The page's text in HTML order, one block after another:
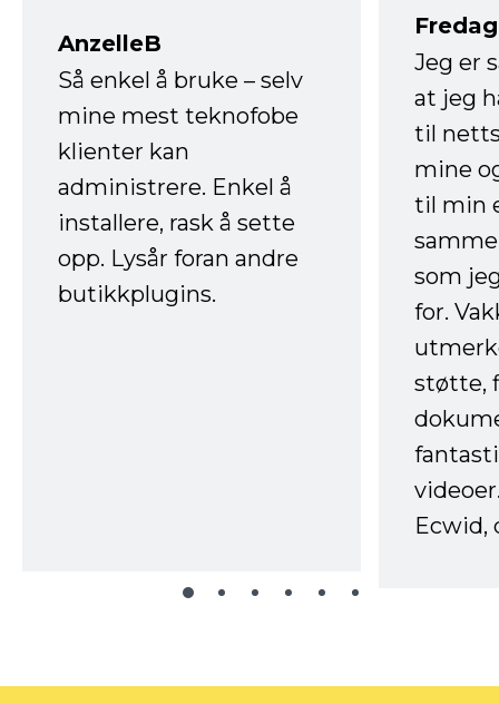
AnzelleB
Så enkel å bruke – selv
mine mest teknofobe
klienter kan
administrere. Enkel å
installere, rask å sette
opp. Lysår foran andre
butikkplugins.
Jeg er
at jeg
til
mine
til min
som
for.
støtte,
Ecwid,